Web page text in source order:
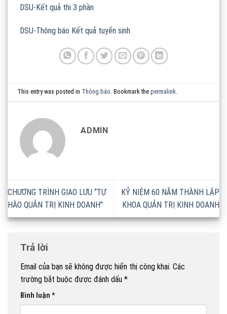
DSU-Kết quả thi 3 phần
DSU-Thông báo Kết quả tuyển sinh
This entry was posted in Thông báo. Bookmark thepermalink.
ADMIN
CHƯƠNG TRÌNH GIAO LƯU “TỰ
HÀO QUẢN TRỊ KINH DOANH”
KỶ NIỆM 60 NĂM THÀNH LẬP
KHOA QUẢN TRỊ KINH DOANH
Trả lời
Email của bạn sẽ không được hiển thị công khai. Các
trường bắt buộc được đánh dấu *
Bình luận *